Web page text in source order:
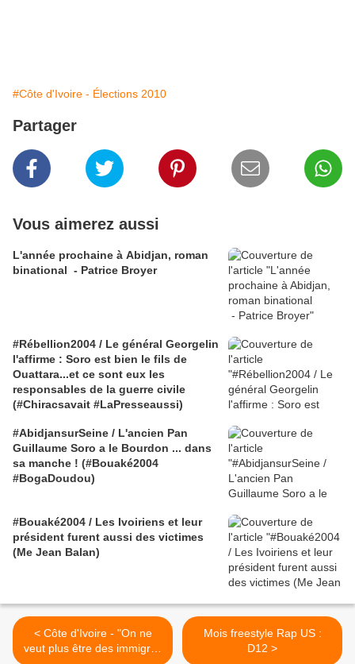
#Côte d'Ivoire - Élections 2010
Partager
Vous aimerez aussi
L'année prochaine à Abidjan, roman
binational - Patrice Broyer
#Rébellion2004 / Le général Georgelin
l'affirme : Soro est bien le fils de
Ouattara...et ce sont eux les
responsables de la guerre civile
(#Chiracsavait #LaPresseaussi)
#AbidjansurSeine / L'ancien Pan
Guillaume Soro a le Bourdon ... dans
sa manche ! (#Bouaké2004
#BogaDoudou)
#Bouaké2004 / Les Ivoiriens et leur
président furent aussi des victimes
(Me Jean Balan)
< Côte d'Ivoire - "On ne
veut plus être des immigrés
Mois freestyle Rap US :
D12 >